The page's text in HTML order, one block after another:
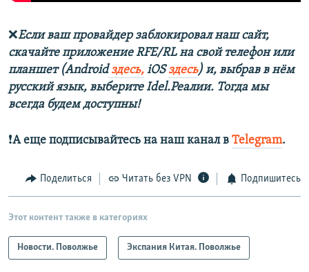
❌Если ваш провайдер заблокировал наш сайт,
скачайте приложение RFE/RL на свой телефон или
планшет (Androidздесь, iOSздесь) и, выбрав в нём
русский язык, выберите Idel.Реалии. Тогда мы
всегда будем доступны!
❗️А еще подписывайтесь на наш канал в Telegram.
Поделиться Читать без VPN Подпишитесь
Этот контент также в категориях
Новости. Поволжье Экспания Китая. Поволжье